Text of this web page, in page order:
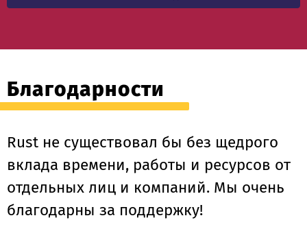
Благодарности
Rust не существовал бы без щедрого
вклада времени, работы и ресурсов от
отдельных лиц и компаний. Мы очень
благодарны за поддержку!